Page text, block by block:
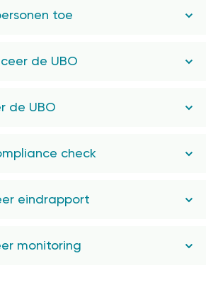
toe
de UBO
de UBO
check
eindrapport
monitoring